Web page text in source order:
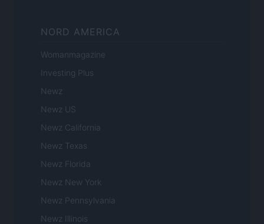
NORD AMERICA
Womanmagazine
Investing Plus
Newz
Newz US
Newz California
Newz Texas
Newz Florida
Newz New York
Newz Pennsylvania
Newz Illinois